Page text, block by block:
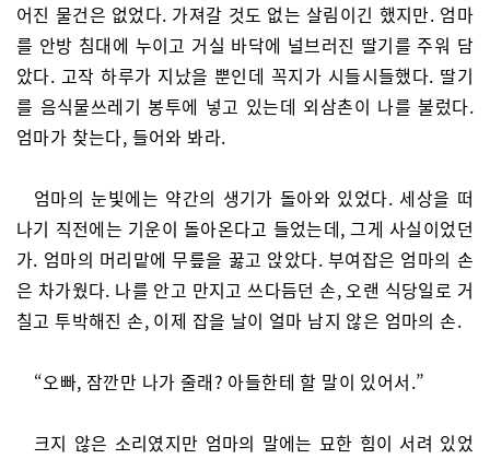
어진 물건은 없었다. 가져갈 것도 없는 살림이긴 했지만. 엄마
를 안방 침대에 누이고 거실 바닥에 널브러진 딸기를 주워 담
았다. 고작 하루가 지났을 뿐인데 꼭지가 시들시들했다. 딸기
를 음식물쓰레기 봉투에 넣고 있는데 외삼촌이 나를 불렀다.
엄마가 찾는다, 들어와 봐라.
엄마의 눈빛에는 약간의 생기가 돌아와 있었다. 세상을 떠
나기 직전에는 기운이 돌아온다고 들었는데, 그게 사실이었던
가. 엄마의 머리맡에 무릎을 꿇고 앉았다. 부여잡은 엄마의 손
은 차가웠다. 나를 안고 만지고 쓰다듬던 손, 오랜 식당일로 거
칠고 투박해진 손, 이제 잡을 날이 얼마 남지 않은 엄마의 손.
“오빠, 잠깐만 나가 줄래? 아들한테 할 말이 있어서.”
크지 않은 소리였지만 엄마의 말에는 묘한 힘이 서려 있었